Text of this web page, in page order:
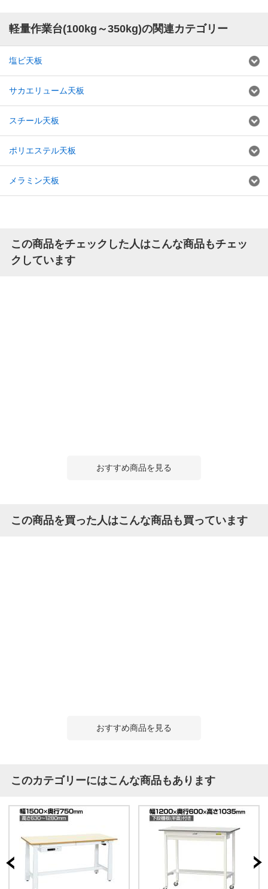
軽量作業台(100kg～350kg)の関連カテゴリー
塩ビ天板
サカエリューム天板
スチール天板
ポリエステル天板
メラミン天板
この商品をチェックした人はこんな商品もチェッ
クしています
おすすめ商品を見る
この商品を買った人はこんな商品も買っています
おすすめ商品を見る
このカテゴリーにはこんな商品もあります